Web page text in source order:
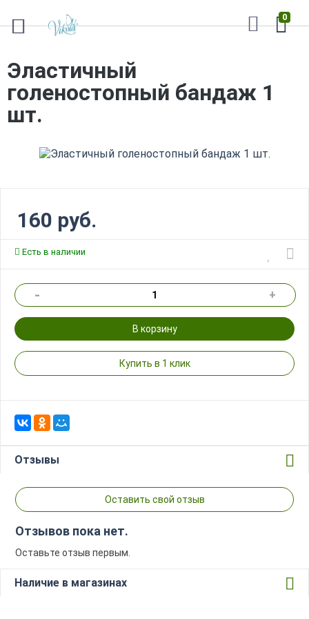
0
Эластичный
голеностопный бандаж 1
шт.
160 руб.
Есть в наличии
- +
В корзину
Купить в 1 клик
Отзывы
Оставить свой отзыв
Отзывов пока нет.
Оставьте отзыв первым.
Наличие в магазинах